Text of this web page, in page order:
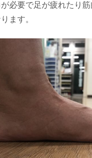
必要で足が疲れたり
ます。